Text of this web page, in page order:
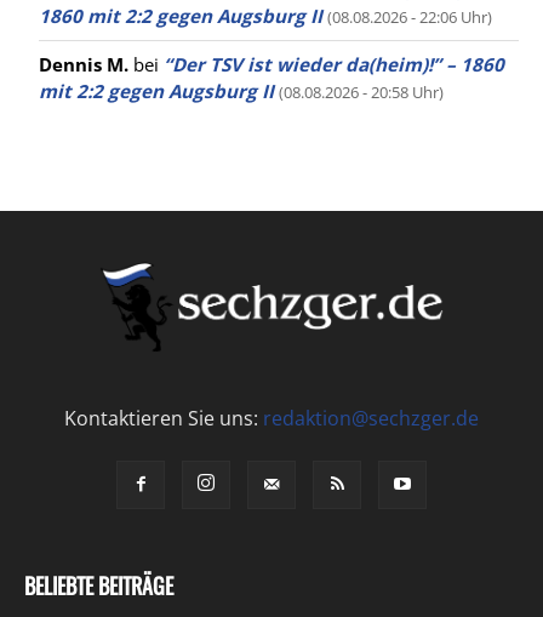
1860 mit 2:2 gegen Augsburg II (08.08.2026 - 22:06 Uhr)
Dennis M. bei “Der TSV ist wieder da(heim)!” – 1860
mit 2:2 gegen Augsburg II (08.08.2026 - 20:58 Uhr)
Kontaktieren Sie uns: redaktion@sechzger.de
BELIEBTE BEITRÄGE